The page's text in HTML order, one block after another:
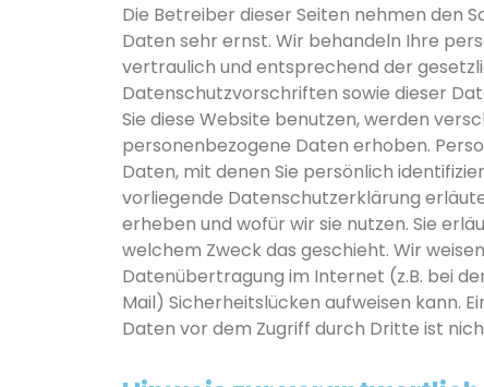
Die Betreiber dieser Seiten nehmen den
Daten sehr ernst. Wir behandeln Ihre
vertraulich und entsprechend der
Datenschutzvorschriften sowie dieser
Sie diese Website benutzen, werden
personenbezogene Daten erhoben.
Daten, mit denen Sie persönlich
vorliegende Datenschutzerklärung
erheben und wofür wir sie nutzen. Sie
welchem Zweck das geschieht. Wir
Datenübertragung im Internet (z.B. bei
Mail) Sicherheitslücken aufweisen kann.
Daten vor dem Zugriff durch Dritte ist